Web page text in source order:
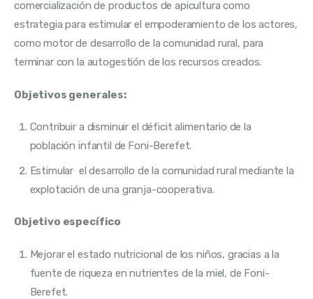
comercialización de productos de apicultura como
estrategia para estimular el empoderamiento de los actores,
como motor de desarrollo de la comunidad rural, para
terminar con la autogestión de los recursos creados.
Objetivos generales:
Contribuir a disminuir el déficit alimentario de la
población infantil de Foni-Berefet.
Estimular el desarrollo de la comunidad rural mediante la
explotación de una granja-cooperativa.
Objetivo específico
Mejorar el estado nutricional de los niños, gracias a la
fuente de riqueza en nutrientes de la miel, de Foni-
Berefet.